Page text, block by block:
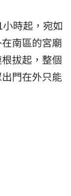
時起，宛如
南區的宮廟
拔起，整個
門在外只能